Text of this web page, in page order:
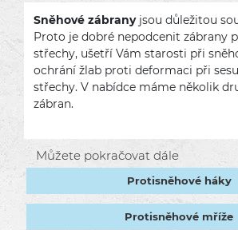
Sněhové zábranyjsou důležitou
Proto je dobré nepodcenit zábrany
střechy, ušetří Vám starosti při
ochrání žlab proti deformaci při
střechy. V nabídce máme několik
zábran.
Můžete pokračovat dále
Protisněhové háky
Protisněhové mříže